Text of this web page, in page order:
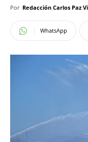
Por Redacción Carlos Paz
WhatsApp